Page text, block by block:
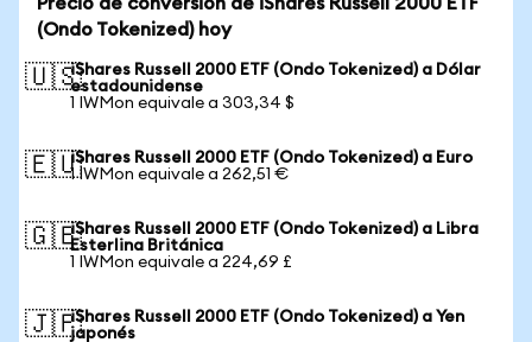
(Ondo Tokenized) hoy
🇺🇸iShares Russell 2000 ETF (Ondo Tokenized) a Dólar
estadounidense
1 IWMon equivale a 303,34 $
🇪🇺iShares Russell 2000 ETF (Ondo Tokenized) a Euro
1 IWMon equivale a 262,51 €
🇬🇧iShares Russell 2000 ETF (Ondo Tokenized) a Libra
Esterlina Británica
1 IWMon equivale a 224,69 £
🇯🇵iShares Russell 2000 ETF (Ondo Tokenized) a Yen
japonés